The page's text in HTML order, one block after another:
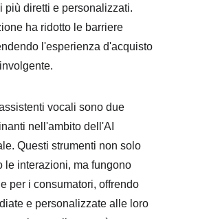
più diretti e personalizzati.
ha ridotto le barriere
l'esperienza d'acquisto
vocali sono due
nell'ambito dell'AI
Questi strumenti non solo
le interazioni, ma fungono
per i consumatori, offrendo
e personalizzate alle loro